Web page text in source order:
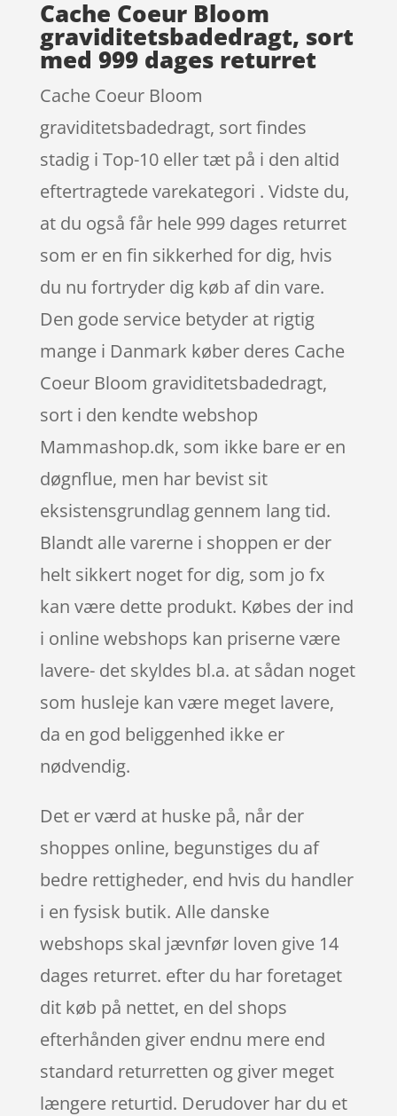
Cache Coeur Bloom
graviditetsbadedragt, sort
med 999 dages returret
Cache Coeur Bloom
graviditetsbadedragt, sort findes
stadig i Top-10 eller tæt på i den altid
eftertragtede varekategori . Vidste du,
at du også får hele 999 dages returret
som er en fin sikkerhed for dig, hvis
du nu fortryder dig køb af din vare.
Den gode service betyder at rigtig
mange i Danmark køber deres Cache
Coeur Bloom graviditetsbadedragt,
sort i den kendte webshop
Mammashop.dk, som ikke bare er en
døgnflue, men har bevist sit
eksistensgrundlag gennem lang tid.
Blandt alle varerne i shoppen er der
helt sikkert noget for dig, som jo fx
kan være dette produkt. Købes der ind
i online webshops kan priserne være
lavere- det skyldes bl.a. at sådan noget
som husleje kan være meget lavere,
da en god beliggenhed ikke er
nødvendig.
Det er værd at huske på, når der
shoppes online, begunstiges du af
bedre rettigheder, end hvis du handler
i en fysisk butik. Alle danske
webshops skal jævnfør loven give 14
dages returret. efter du har foretaget
dit køb på nettet, en del shops
efterhånden giver endnu mere end
standard returretten og giver meget
længere returtid. Derudover har du et